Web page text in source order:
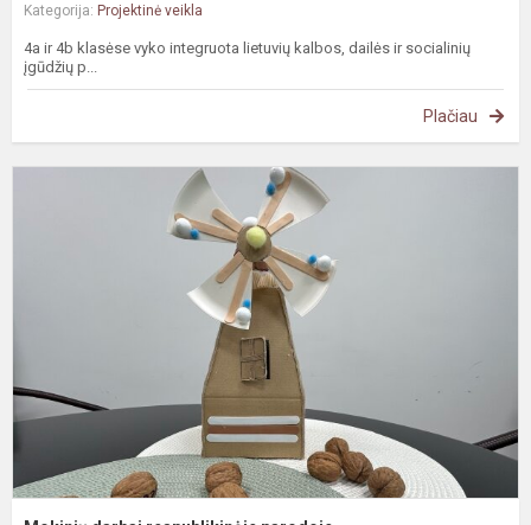
Kategorija: Projektinė veikla
4a ir 4b klasėse vyko integruota lietuvių kalbos, dailės ir socialinių
įgūdžių p...
Plačiau